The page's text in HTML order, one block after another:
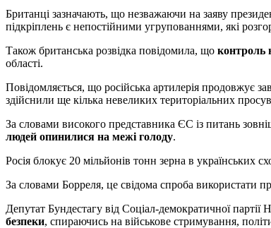
Британці зазначають, що незважаючи на заяву
підкріплень є непостійними угрупованнями, які
Також британська розвідка повідомила, що контроль
області.
Повідомляється, що російська артилерія продовжує
здійснили ще кілька невеликих територіальних
За словами високого представника ЄС із питань
людей опинилися на межі голоду.
Росія блокує 20 мільйонів тонн зерна в українських
За словами Борреля, це свідома спроба використати
Депутат Бундестагу від Соціал-демократичної
безпеки, спираючись на військове стримування,